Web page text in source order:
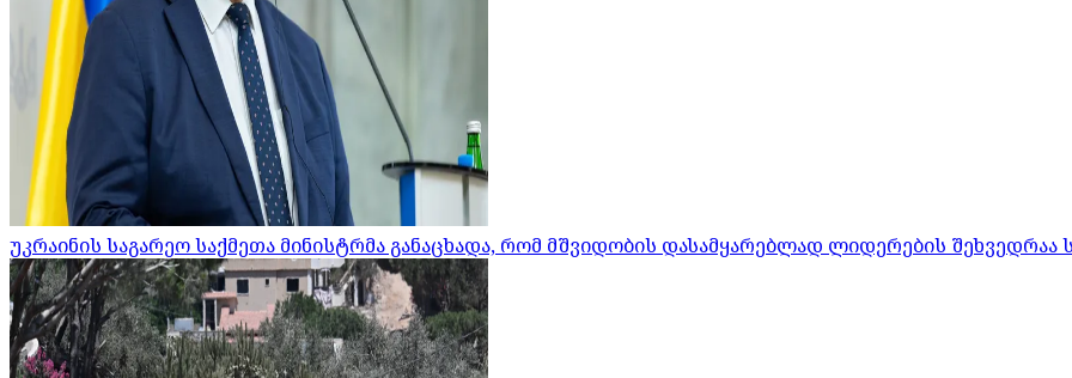
უკრაინის საგარეო საქმეთა მინისტრმა განაცხადა, რომ მშვიდობის დასამყარებლად ლიდერების შეხვედრაა